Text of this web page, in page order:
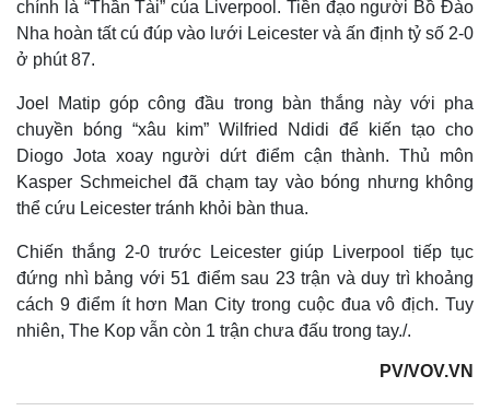
chính là “Thần Tài” của Liverpool. Tiền đạo người Bồ Đào
Nha hoàn tất cú đúp vào lưới Leicester và ấn định tỷ số 2-0
ở phút 87.
Joel Matip góp công đầu trong bàn thắng này với pha
chuyền bóng “xâu kim” Wilfried Ndidi để kiến tạo cho
Diogo Jota xoay người dứt điểm cận thành. Thủ môn
Kasper Schmeichel đã chạm tay vào bóng nhưng không
thể cứu Leicester tránh khỏi bàn thua.
Chiến thắng 2-0 trước Leicester giúp Liverpool tiếp tục
đứng nhì bảng với 51 điểm sau 23 trận và duy trì khoảng
cách 9 điểm ít hơn Man City trong cuộc đua vô địch. Tuy
nhiên, The Kop vẫn còn 1 trận chưa đấu trong tay./.
PV/VOV.VN